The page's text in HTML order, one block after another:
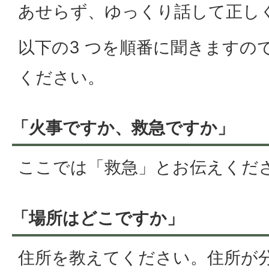
あせらず、ゆっくり話して正し
以下の3 つを順番に聞きますの
ください。
「火事ですか、救急ですか」
ここでは「救急」とお伝えくだ
「場所はどこですか」
住所を教えてください。住所が